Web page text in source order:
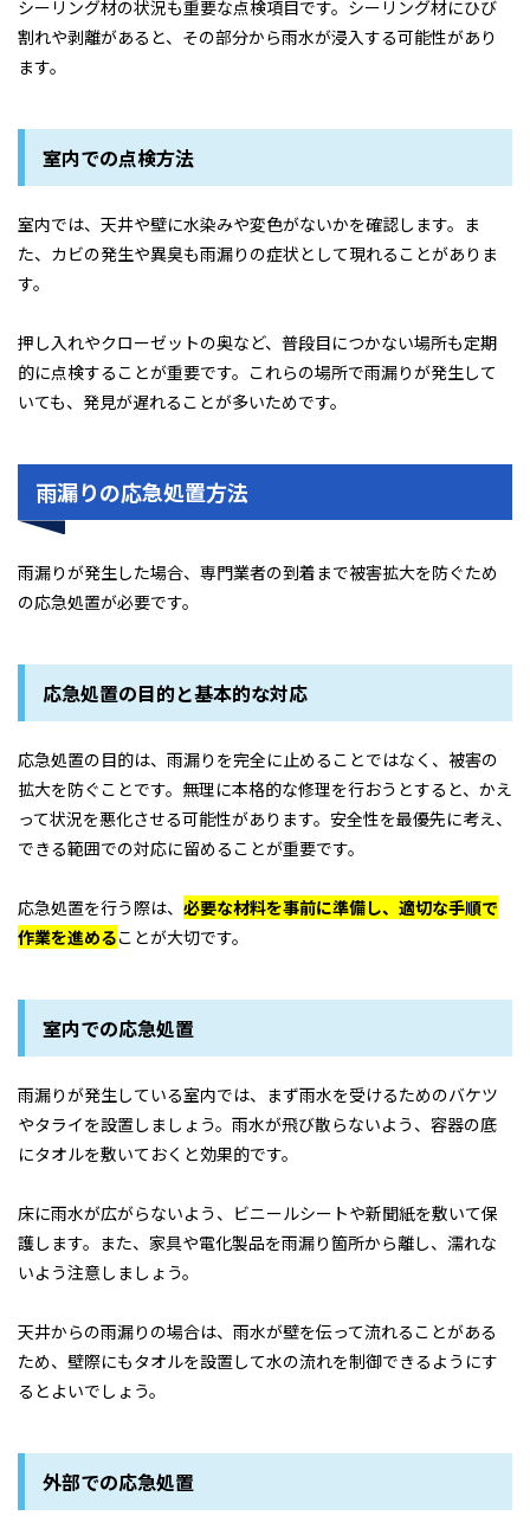
シーリング材の状況も重要な点検項目です。シーリング材にひび
割れや剥離があると、その部分から雨水が浸入する可能性があり
ます。
室内での点検方法
室内では、天井や壁に水染みや変色がないかを確認します。ま
た、カビの発生や異臭も雨漏りの症状として現れることがありま
す。
押し入れやクローゼットの奥など、普段目につかない場所も定期
的に点検することが重要です。これらの場所で雨漏りが発生して
いても、発見が遅れることが多いためです。
雨漏りの応急処置方法
雨漏りが発生した場合、専門業者の到着まで被害拡大を防ぐため
の応急処置が必要です。
応急処置の目的と基本的な対応
応急処置の目的は、雨漏りを完全に止めることではなく、被害の
拡大を防ぐことです。無理に本格的な修理を行おうとすると、かえ
って状況を悪化させる可能性があります。安全性を最優先に考え、
できる範囲での対応に留めることが重要です。
応急処置を行う際は、 必要な材料を事前に準備し、適切な手順で
作業を進めることが大切です。
室内での応急処置
雨漏りが発生している室内では、まず雨水を受けるためのバケツ
やタライを設置しましょう。雨水が飛び散らないよう、容器の底
にタオルを敷いておくと効果的です。
床に雨水が広がらないよう、ビニールシートや新聞紙を敷いて保
護します。また、家具や電化製品を雨漏り箇所から離し、濡れな
いよう注意しましょう。
天井からの雨漏りの場合は、雨水が壁を伝って流れることがある
ため、壁際にもタオルを設置して水の流れを制御できるようにす
るとよいでしょう。
外部での応急処置